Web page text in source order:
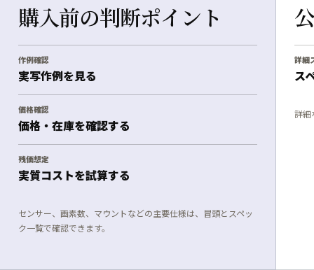
購入前の判断ポイント
作例確認
実写作例を見る
価格確認
価格・在庫を確認する
残価想定
実質コストを試算する
センサー、画素数、マウントなどの主要仕様は、冒頭とスペッ
ク一覧で確認できます。
詳細
ス
詳細